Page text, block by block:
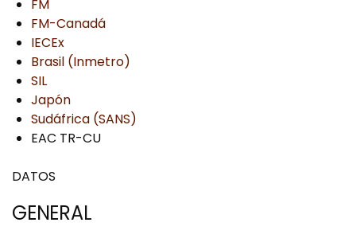
FM
FM-Canadá
IECEx
Brasil (Inmetro)
SIL
Japón
Sudáfrica (SANS)
EAC TR-CU
DATOS
GENERAL